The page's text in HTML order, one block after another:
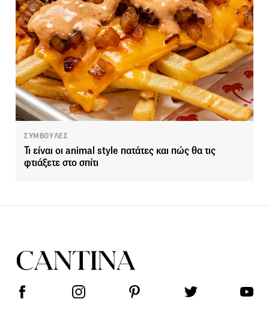
ΣΥΜΒΟΥΛΕΣ
Τι είναι οι animal style πατάτες και πώς θα τις
φτιάξετε στο σπίτι